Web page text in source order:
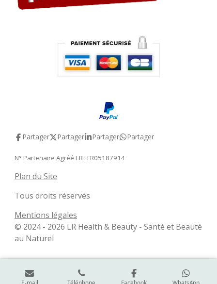
Partager Partager Partager Partager
N° Partenaire Agréé LR : FR05187914
Plan du Site
Tous droits réservés
Mentions légales
© 2024 - 2026 LR Health & Beauty - Santé et Beauté
au Naturel